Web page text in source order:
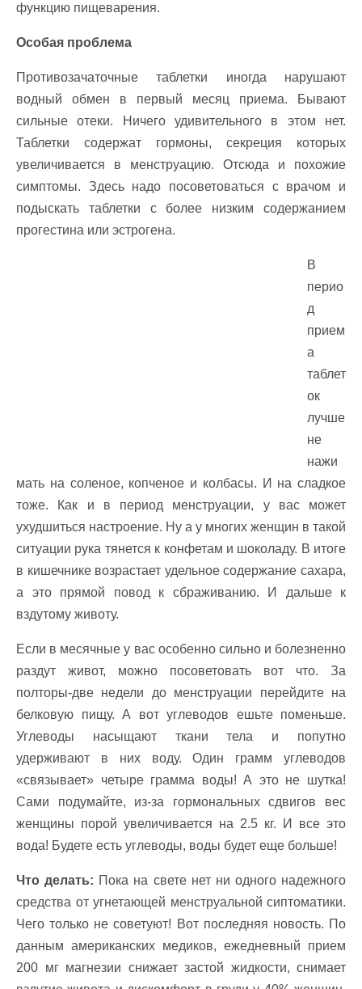
функцию пищеварения.
Особая проблема
Противозачаточные таблетки иногда нарушают
водный обмен в первый месяц приема. Бывают
сильные отеки. Ничего удивительного в этом нет.
Таблетки содержат гормоны, секреция которых
увеличивается в менструацию. Отсюда и похожие
симптомы. Здесь надо посоветоваться с врачом и
подыскать таблетки с более низким содержанием
прогестина или эстрогена.
В
перио
д
прием
а
таблет
ок
лучше
не
нажи
мать на соленое, копченое и колбасы. И на сладкое
тоже. Как и в период менструации, у вас может
ухудшиться настроение. Ну а у многих женщин в такой
ситуации рука тянется к конфетам и шоколаду. В итоге
в кишечнике возрастает удельное содержание сахара,
а это прямой повод к сбраживанию. И дальше к
вздутому животу.
Если в месячные у вас особенно сильно и болезненно
раздут живот, можно посоветовать вот что. За
полторы-две недели до менструации перейдите на
белковую пищу. А вот углеводов ешьте поменьше.
Углеводы насыщают ткани тела и попутно
удерживают в них воду. Один грамм углеводов
«связывает» четыре грамма воды! А это не шутка!
Сами подумайте, из-за гормональных сдвигов вес
женщины порой увеличивается на 2.5 кг. И все это
вода! Будете есть углеводы, воды будет еще больше!
Что делать: Пока на свете нет ни одного надежного
средства от угнетающей менструальной сиптоматики.
Чего только не советуют! Вот последняя новость. По
данным американских медиков, ежедневный прием
200 мг магнезии снижает застой жидкости, снимает